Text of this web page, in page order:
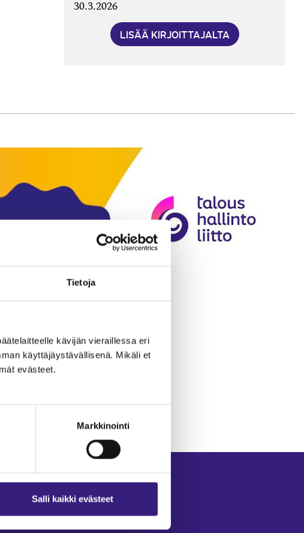
Tietoja
kävijän vieraillessa eri
käyttäjäystävällisenä. Mikäli et
evästeet.
Markkinointi
Salli kaikki evästeet
30.3.2026
LISÄÄ KIRJOITTAJALTA